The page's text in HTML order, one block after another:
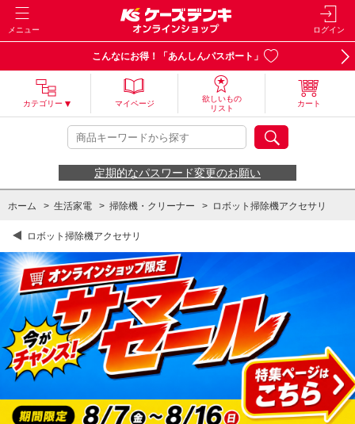
メニュー ログイン
こんなにお得！「あんしんパスポート」
カテゴリー マイページ
欲しいもの
リスト
カート
定期的なパスワード変更のお願い
ホーム > 生活家電 > 掃除機・クリーナー > ロボット掃除機アクセサリ
ロボット掃除機アクセサリ